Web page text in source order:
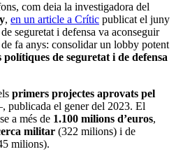
com deia la investigadora del
, en un article a Crític publicat el juny
seguretat i defensa va aconseguir
fa anys: consolidar un lobby potent
de seguretat i de defensa
primers projectes aprovats pel
publicada el gener del 2023. El
a més de 1.100 milions d’euros,
militar (322 milions) i de
milions).